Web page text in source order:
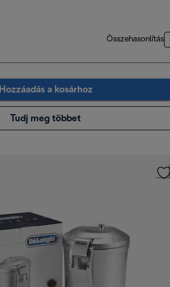
Összehasonlítás
Hozzáadás a kosárhoz
Tudj meg többet